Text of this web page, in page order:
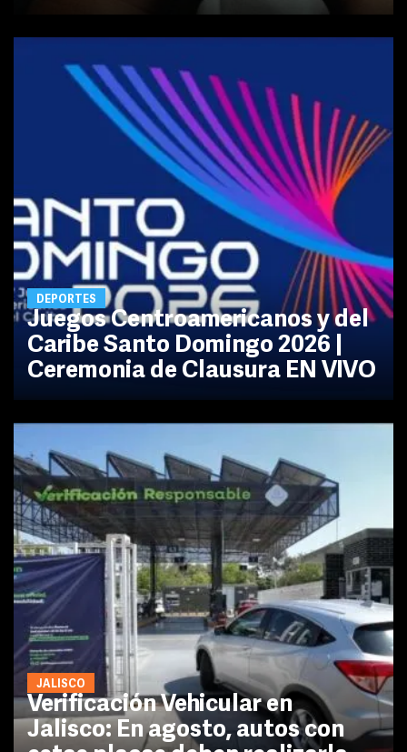
DEPORTES
Juegos Centroamericanos y del
Caribe Santo Domingo 2026 |
Ceremonia de Clausura EN VIVO
JALISCO
Verificación Vehicular en
Jalisco: En agosto, autos con